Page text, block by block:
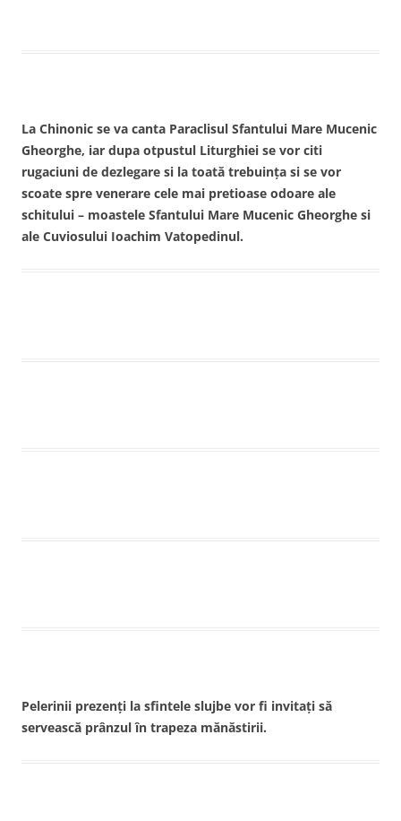
La Chinonic se va canta Paraclisul Sfantului Mare Mucenic
Gheorghe, iar dupa otpustul Liturghiei se vor citi
rugaciuni de dezlegare si la toată trebuinţa si se vor
scoate spre venerare cele mai pretioase odoare ale
schitului – moastele Sfantului Mare Mucenic Gheorghe si
ale Cuviosului Ioachim Vatopedinul.
Pelerinii prezenţi la sfintele slujbe vor fi invitaţi să
servească prânzul în trapeza mănăstirii.